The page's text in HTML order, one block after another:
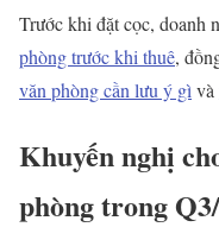
Trước khi đặt cọc, doanh
phòng trước khi thuê,
văn phòng cần lưu ý gì và
Khuyến nghị
phòng trong